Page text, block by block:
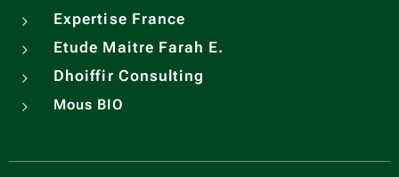
Expertise France
Etude Maitre Farah E.
Dhoiffir Consulting
Mous BIO